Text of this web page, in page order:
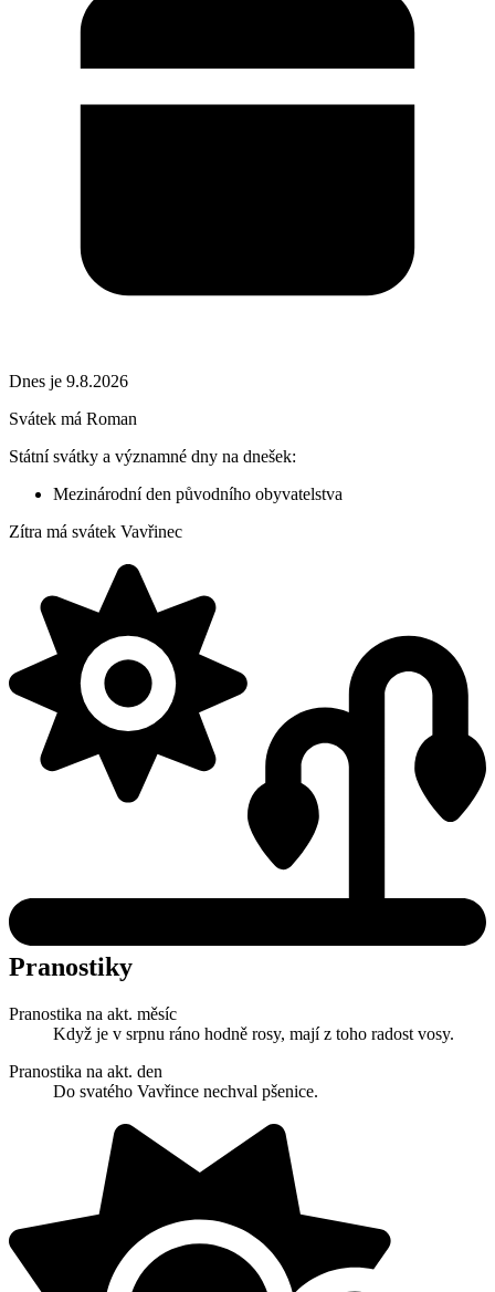
Dnes je 9.8.2026
Svátek má Roman
Státní svátky a významné dny na dnešek:
Mezinárodní den původního obyvatelstva
Zítra má svátek Vavřinec
Pranostiky
Pranostika na akt. měsíc
Když je v srpnu ráno hodně rosy, mají z toho radost vosy.
Pranostika na akt. den
Do svatého Vavřince nechval pšenice.